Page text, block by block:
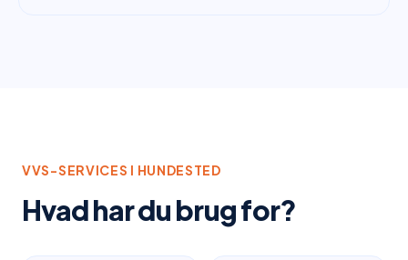
VVS-SERVICES I HUNDESTED
Hvad har du brug for?